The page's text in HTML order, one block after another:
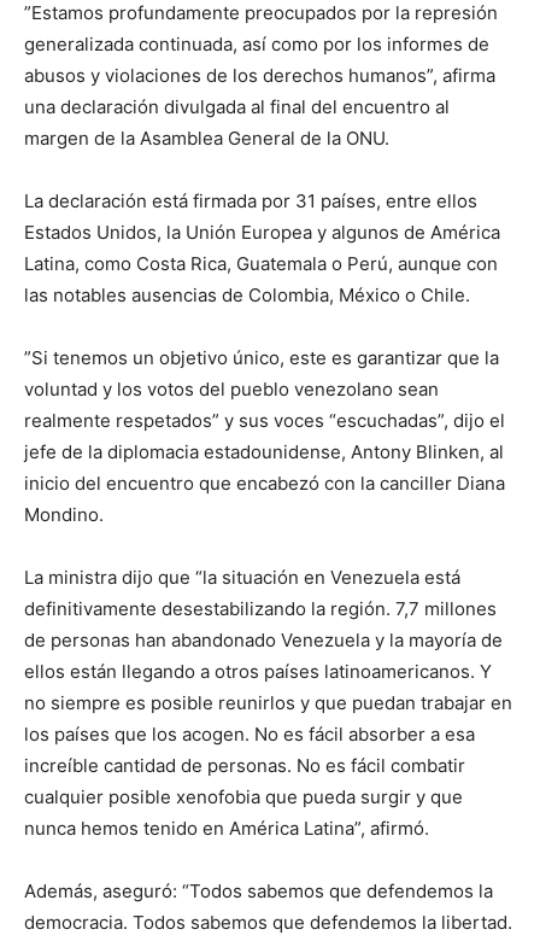
”Estamos profundamente preocupados por la represión
generalizada continuada, así como por los informes de
abusos y violaciones de los derechos humanos”, afirma
una declaración divulgada al final del encuentro al
margen de la Asamblea General de la ONU.
La declaración está firmada por 31 países, entre ellos
Estados Unidos, la Unión Europea y algunos de América
Latina, como Costa Rica, Guatemala o Perú, aunque con
las notables ausencias de Colombia, México o Chile.
”Si tenemos un objetivo único, este es garantizar que la
voluntad y los votos del pueblo venezolano sean
realmente respetados” y sus voces “escuchadas”, dijo el
jefe de la diplomacia estadounidense, Antony Blinken, al
inicio del encuentro que encabezó con la canciller Diana
Mondino.
La ministra dijo que “la situación en Venezuela está
definitivamente desestabilizando la región. 7,7 millones
de personas han abandonado Venezuela y la mayoría de
ellos están llegando a otros países latinoamericanos. Y
no siempre es posible reunirlos y que puedan trabajar en
los países que los acogen. No es fácil absorber a esa
increíble cantidad de personas. No es fácil combatir
cualquier posible xenofobia que pueda surgir y que
nunca hemos tenido en América Latina”, afirmó.
Además, aseguró: “Todos sabemos que defendemos la
democracia. Todos sabemos que defendemos la libertad.